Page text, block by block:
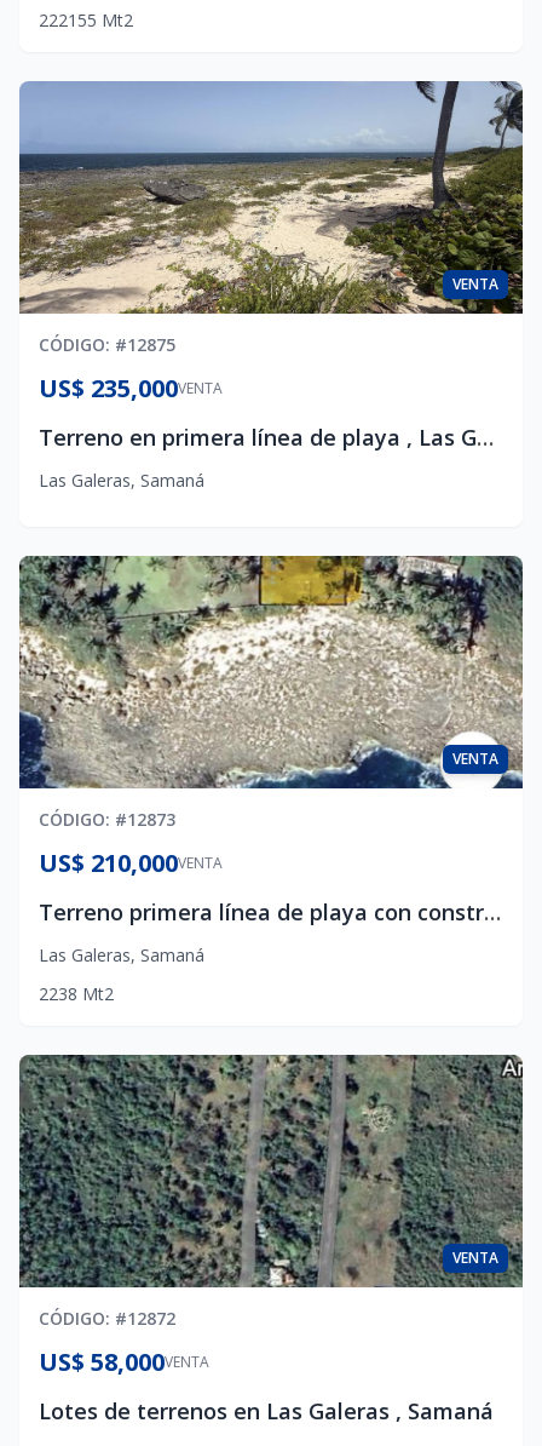
222155 Mt2
VENTA
CÓDIGO: #12875
VENTA
US$ 235,000
Terreno en primera línea de playa , Las Galeras , Samaná
Las Galeras, Samaná
VENTA
CÓDIGO: #12873
VENTA
US$ 210,000
Terreno primera línea de playa con construcción de Villa , en Las Galeras , Samaná
Las Galeras, Samaná
2238 Mt2
VENTA
CÓDIGO: #12872
VENTA
US$ 58,000
Lotes de terrenos en Las Galeras , Samaná